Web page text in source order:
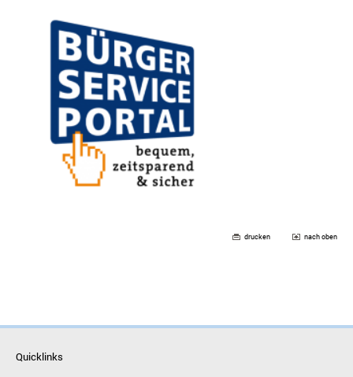
drucken nach oben
Quicklinks